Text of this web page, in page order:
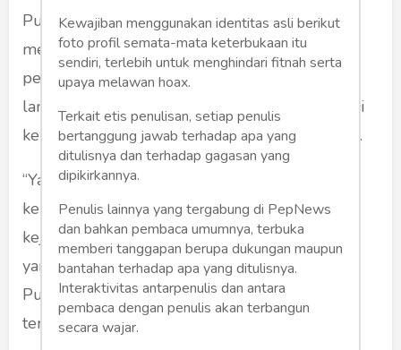
Puan berharap, agar Kemendagri dan PPATK
menyampaikan nama-nama tersebut ke pihak
penegak hukum ketimbang ke publik. Sebab,
lanjut dia, pihak penegak hukum yang memiliki
kewenangan untuk menyelidiki kasus tersebut.
“Yang kami harapkan dari PPATK kalau
kemudian ada kasus per kasus tolong lapor ke
kejaksaan, kepolisian, KPK atau pihak hukum
yang bisa tindaklanjuti temuan tersebut,” kata
Puan, seperti dilansir berbagai media online
tersebut.
Kewajiban menggunakan identitas asli berikut
foto profil semata-mata keterbukaan itu
sendiri, terlebih untuk menghindari fitnah serta
upaya melawan hoax.
Terkait etis penulisan, setiap penulis
bertanggung jawab terhadap apa yang
ditulisnya dan terhadap gagasan yang
dipikirkannya.
Penulis lainnya yang tergabung di PepNews
dan bahkan pembaca umumnya, terbuka
memberi tanggapan berupa dukungan maupun
bantahan terhadap apa yang ditulisnya.
Interaktivitas antarpenulis dan antara
pembaca dengan penulis akan terbangun
secara wajar.